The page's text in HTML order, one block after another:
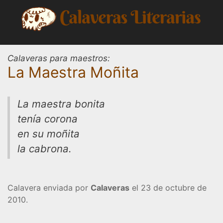
contenido
Calaveras para maestros:
La Maestra Moñita
La maestra bonita
tenía corona
en su moñita
la cabrona.
Calavera enviada por Calaveras el 23 de octubre de
2010.